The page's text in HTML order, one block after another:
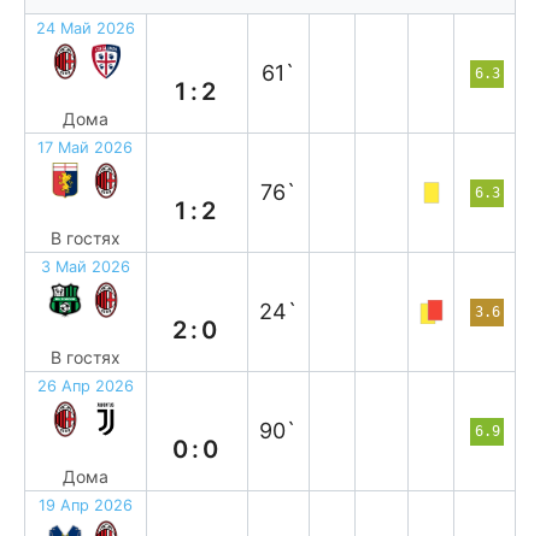
24 Май 2026
Дома
1:2
61` 6.3
17 Май 2026
В гостях
1:2
76` 6.3
3 Май 2026
В гостях
2:0
24` 3.6
26 Апр 2026
Дома
0:0
90` 6.9
19 Апр 2026